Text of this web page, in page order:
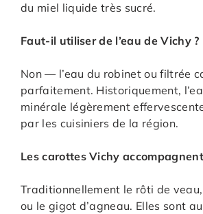
du miel liquide très sucré.
Faut-il utiliser de l’eau de Vichy ?
Non — l’eau du robinet ou filtrée
parfaitement. Historiquement,
minérale légèrement
par les cuisiniers de la région.
Les carottes Vichy
Traditionnellement le rôti de
ou le gigot d’agneau. Elles sont